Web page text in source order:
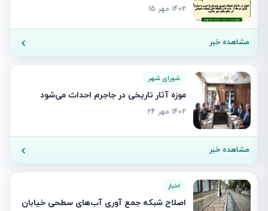
1402 مهر 15
مشاهده خبر
شورای شهر
موزه آثار تاریخی در جاجرم احداث می‌شود
1402 مهر 24
مشاهده خبر
اخبار
اصلاح شبکه جمع آوری آب‌های سطحی خیابان